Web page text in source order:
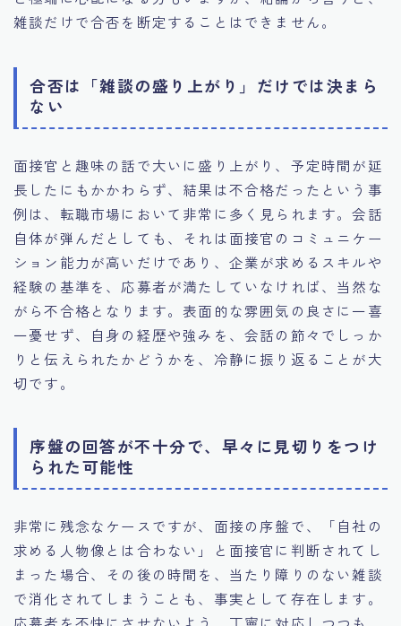
雑談だけで合否を断定することはできません。
合否は「雑談の盛り上がり」だけでは決まら
ない
面接官と趣味の話で大いに盛り上がり、予定時間が延
長したにもかかわらず、結果は不合格だったという事
例は、転職市場において非常に多く見られます。会話
自体が弾んだとしても、それは面接官のコミュニケー
ション能力が高いだけであり、企業が求めるスキルや
経験の基準を、応募者が満たしていなければ、当然な
がら不合格となります。表面的な雰囲気の良さに一喜
一憂せず、自身の経歴や強みを、会話の節々でしっか
りと伝えられたかどうかを、冷静に振り返ることが大
切です。
序盤の回答が不十分で、早々に見切りをつけ
られた可能性
非常に残念なケースですが、面接の序盤で、「自社の
求める人物像とは合わない」と面接官に判断されてし
まった場合、その後の時間を、当たり障りのない雑談
で消化されてしまうことも、事実として存在します。